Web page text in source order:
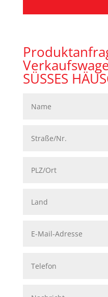
SÜSSES